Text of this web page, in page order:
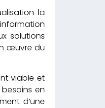
la
solutions
œuvre du
viable et
en
d’une